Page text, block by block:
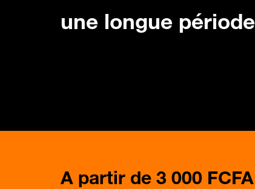
une longue période
A partir de 3 000 FCFA